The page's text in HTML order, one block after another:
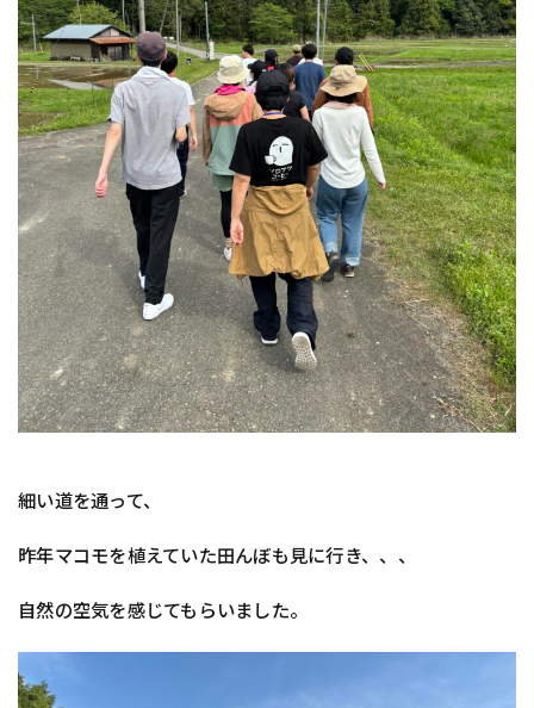
細い道を通って、
昨年マコモを植えていた田んぼも見に行き、、、
自然の空気を感じてもらいました。